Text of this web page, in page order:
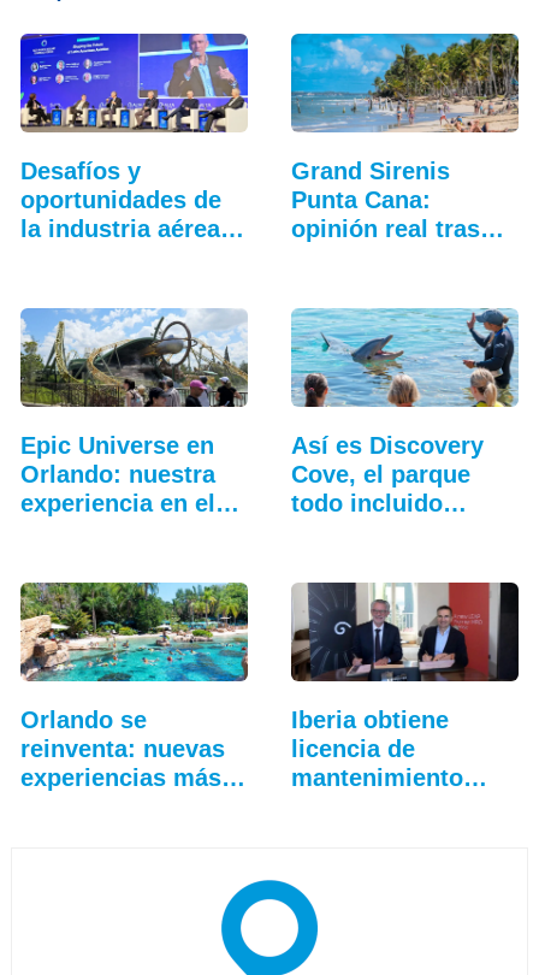
Desafíos y
oportunidades de
la industria aérea
Grand Sirenis
Punta Cana:
opinión real tras
Epic Universe en
Orlando: nuestra
experiencia en el…
Así es Discovery
Cove, el parque
todo incluido
Orlando se
reinventa: nuevas
experiencias más
Iberia obtiene
licencia de
mantenimiento